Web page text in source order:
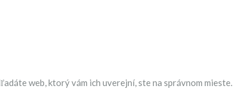
web, ktorý vám ich uverejní, ste na správnom mieste.